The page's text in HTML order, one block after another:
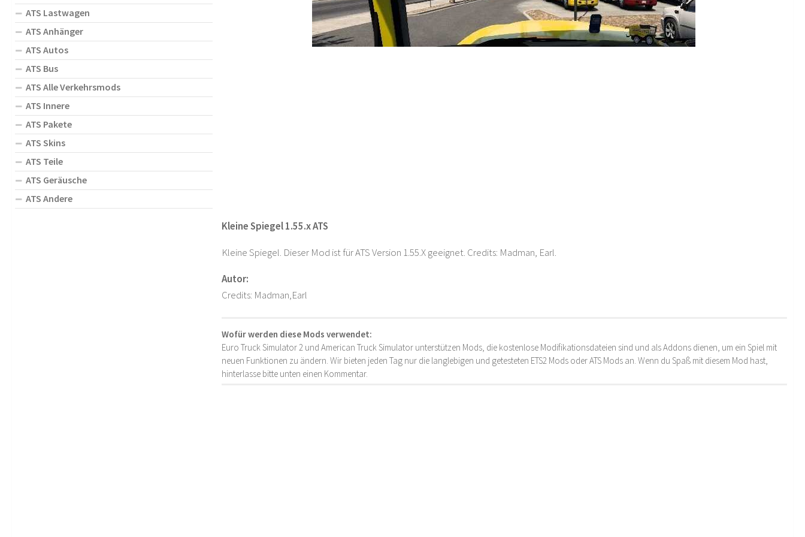
Kleine Spiegel 1.55.x ATS
Kleine Spiegel. Dieser Mod ist für ATS Version 1.55.X geeignet. Credits: Madman, Earl.
Autor:
Credits: Madman,Earl
Wofür werden diese Mods verwendet:
Euro Truck Simulator 2 und American Truck Simulator unterstützen Mods, die kostenlose Modifikationsdateien sind und als Addons dienen, um ein Spiel mit
neuen Funktionen zu ändern. Wir bieten jeden Tag nur die langlebigen und getesteten ETS2 Mods oder ATS Mods an. Wenn du Spaß mit diesem Mod hast,
hinterlasse bitte unten einen Kommentar.
ATS Lastwagen
ATS Anhänger
ATS Autos
ATS Bus
ATS Alle Verkehrsmods
ATS Innere
ATS Pakete
ATS Skins
ATS Teile
ATS Geräusche
ATS Andere